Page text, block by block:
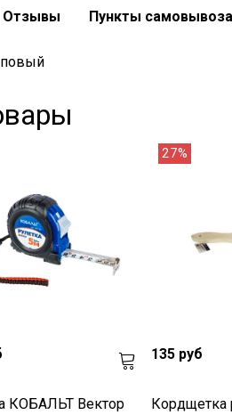
Отзывы Пункты самовывоза
КОБАЛЬТ Вектор
27%
135 руб
Кордщетка